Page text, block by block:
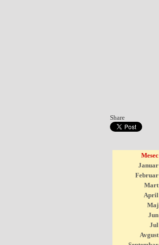
Share
Mesec
Januar
Februar
Mart
April
Maj
Jun
Jul
Avgust